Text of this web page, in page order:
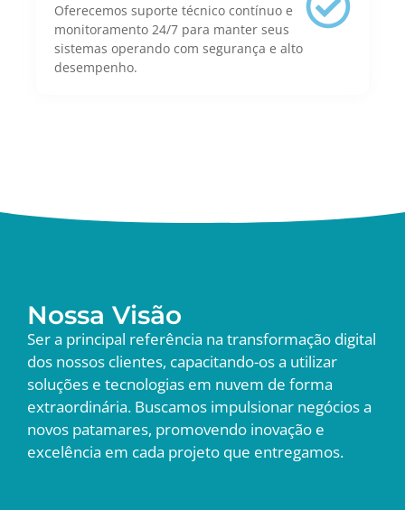
Oferecemos suporte técnico contínuo e
monitoramento 24/7 para manter seus
sistemas operando com segurança e alto
desempenho.
Nossa Visão
Ser a principal referência na transformação digital
dos nossos clientes, capacitando-os a utilizar
soluções e tecnologias em nuvem de forma
extraordinária. Buscamos impulsionar negócios a
novos patamares, promovendo inovação e
excelência em cada projeto que entregamos.